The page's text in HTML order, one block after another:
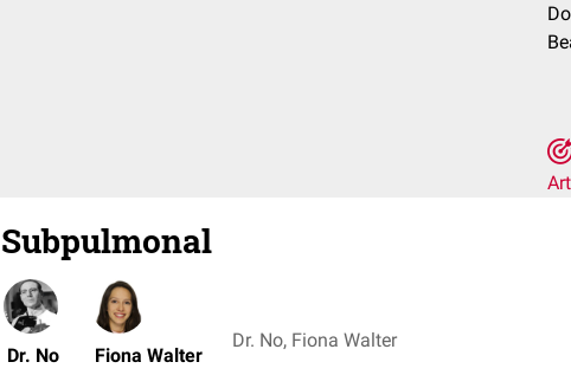
Subpulmonal
Dr. No Fiona Walter
Dr. No, Fiona Walter